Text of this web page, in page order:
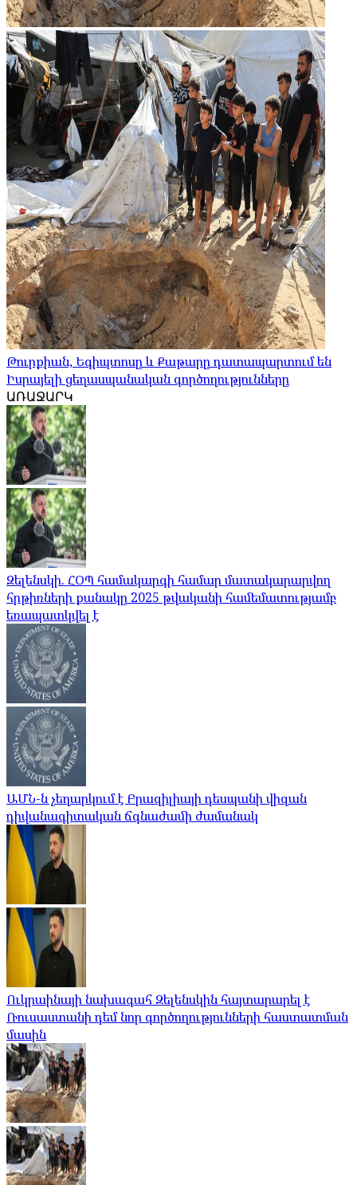
Թուրքիան, Եգիպտոսը և Քաթարը դատապարտում են
Իսրայելի ցեղասպանական գործողությունները
ԱՌԱՋԱՐԿ
Զելենսկի. ՀՕՊ համակարգի համար մատակարարվող
հրթիռների քանակը 2025 թվականի համեմատությամբ
եռապատկվել է
ԱՄՆ-ն չեղարկում է Բրազիլիայի դեսպանի վիզան
դիվանագիտական ​​ճգնաժամի ժամանակ
Ուկրաինայի նախագահ Զելենսկին հայտարարել է
Ռուսաստանի դեմ նոր գործողությունների հաստատման
մասին